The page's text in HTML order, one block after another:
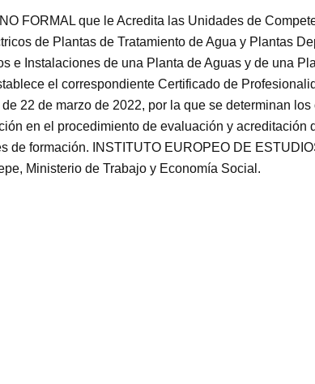
FORMAL que le Acredita las Unidades de
de Plantas de Tratamiento de Agua y Plantas
e Instalaciones de una Planta de Aguas y de una
el correspondiente Certificado de
22 de marzo de 2022, por la que se determinan
en el procedimiento de evaluación y
de formación. INSTITUTO EUROPEO DE
Ministerio de Trabajo y Economía Social.